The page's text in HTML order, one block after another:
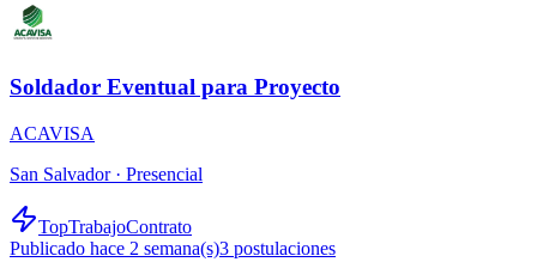
Soldador Eventual para Proyecto
ACAVISA
San Salvador · Presencial
TopTrabajoContrato
Publicado hace 2 semana(s)3 postulaciones